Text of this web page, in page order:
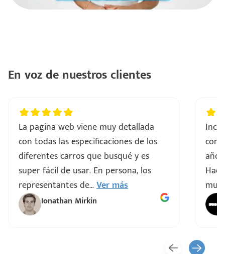
En voz de nuestros clientes
La pagina web viene muy detallada
con todas las especificaciones de los
diferentes carros que busqué y es
super fácil de usar. En persona, los
representantes de...Ver más
Ionathan Mirkin
muy